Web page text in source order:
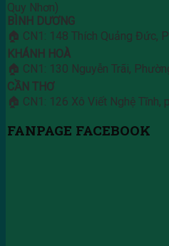
Quy Nhơn)
BÌNH DƯƠNG
🏠 CN1: 148 Thích Quảng Đức,
KHÁNH HOÀ
🏠 CN1: 130 Nguyễn Trãi,
CẦN THƠ
🏠 CN1: 126 Xô Viết Nghệ Tĩnh,
FANPAGE FACEBOOK